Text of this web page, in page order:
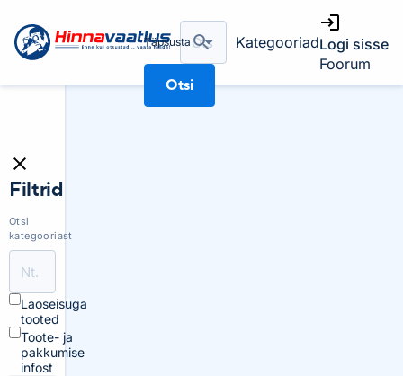
Täpsusta
Otsi
KategooriadLogi sisse
Foorum
Filtrid
Otsi
kategooriast
Laoseisuga
tooted
Toote- ja
pakkumise
infost